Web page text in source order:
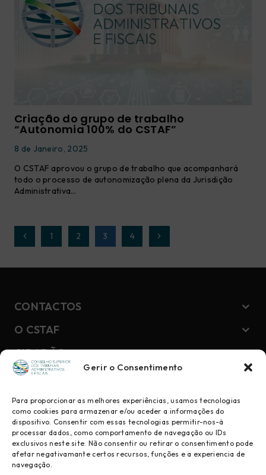
Gerir o Consentimento
Para proporcionar as melhores experiências, usamos tecnologias
como cookies para armazenar e/ou aceder a informações do
dispositivo. Consentir com essas tecnologias permitir-nos-à
processar dados, como comportamento de navegação ou IDs
exclusivos neste site. Não consentir ou retirar o consentimento pode
afetar negativamante certos recursos, funções e a experiencia de
navegação.
Criação do grupo de trabalho
“Autonomia 100% do CSTAF”
8 de Janeiro, 2025
O CSTAF aprovou o grupo de trabalho que acompanhará
todo o processo de autonomização plena da Jurisdição
Administrativa…
Page
navigation
Página
1 2 3 4
Página
CONTACTOS
O CSTAF
CIDADÃO
NEWSLETTER
Geral
Juízes
Comunicação Social